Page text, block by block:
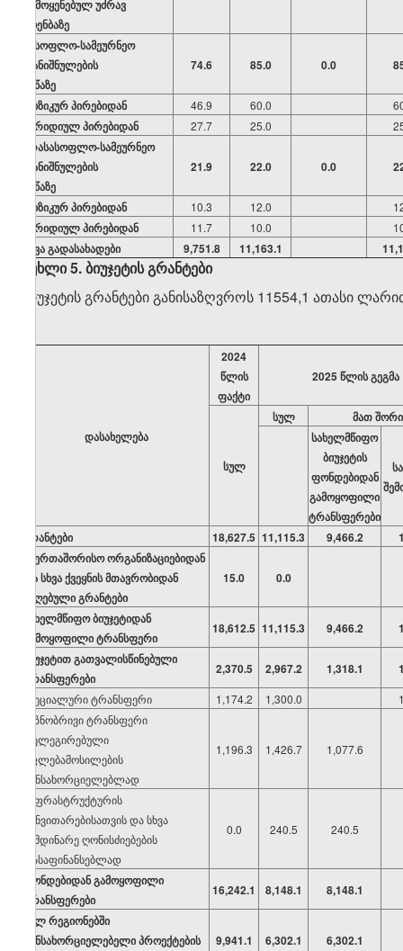
გამოყენებულ უძრავ
ქოენბაზე
სასოფლო-სამეურნეო
დანიშნულების
მიწაზე
74.6 85.0 0.0
ფიზიკურ პირებიდან 46.9 60.0
იურიდიულ პირებიდან 27.7 25.0
არასასოფლო-სამეურნეო
დანიშნულების
მიწაზე
21.9 22.0 0.0
ფიზიკურ პირებიდან 10.3 12.0
იურიდიულ პირებიდან 11.7 10.0
სხვა გადასახადები 9,751.8 11,163.1
მუხლი 5. ბიუჯეტის გრანტები
ბიუჯეტის გრანტები განისაზღვროს 11554,1 ათასი
დასახელება
2024
წლის
ფაქტი
2025 წლის გეგმა
სულ
სულ
მათ
სახელმწიფო
ბიუჯეტის
ფონდებიდან
გამოყოფილი
ტრანსფერები
გრანტები 18,627.5 11,115.3 9,466.2
საერთაშორისო ორგანიზაციებიდან
და სხვა ქვეყნის მთავრობიდან
მიღებული გრანტები
15.0 0.0
სახელმწიფო ბიუჯეტიდან
გამოყოფილი ტრანსფერი
18,612.5 11,115.3 9,466.2
ბიუჯეტით გათვალისწინებული
ტრანსფერები
2,370.5 2,967.2 1,318.1
სპეციალური ტრანსფერი 1,174.2 1,300.0
მიზნობრივი ტრანსფერი
დელეგირებული
უფლებამოსილების
განსახორციელებლად
1,196.3 1,426.7 1,077.6
ინფრასტრუქტურის
განვითარებისათვის და სხვა
მიმდინარე ღონისძიებების
დასაფინანსებლად
0.0 240.5 240.5
ფონდებიდან გამოყოფილი
ტრანსფერები
16,242.1 8,148.1
8,148.1
სულ რეგიონებში
განსახორციელებელი პროექტების
9,941.1 6,302.1 6,302.1